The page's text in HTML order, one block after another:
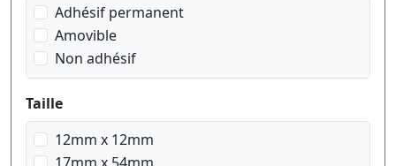
Adhésif permanent
Amovible
Non adhésif
Taille
12mm x 12mm